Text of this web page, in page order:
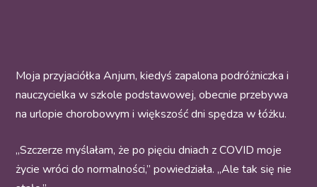
Moja przyjaciółka Anjum, kiedyś zapalona podróżniczka i
nauczycielka w szkole podstawowej, obecnie przebywa
na urlopie chorobowym i większość dni spędza w łóżku.
„Szczerze myślałam, że po pięciu dniach z COVID moje
życie wróci do normalności,” powiedziała. „Ale tak się nie